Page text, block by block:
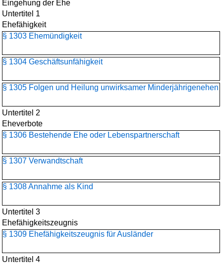
Eingehung der Ehe
Untertitel 1
Ehefähigkeit
§ 1303 Ehemündigkeit
§ 1304 Geschäftsunfähigkeit
§ 1305 Folgen und Heilung unwirksamer Minderjährigenehen
Untertitel 2
Eheverbote
§ 1306 Bestehende Ehe oder Lebenspartnerschaft
§ 1307 Verwandtschaft
§ 1308 Annahme als Kind
Untertitel 3
Ehefähigkeitszeugnis
§ 1309 Ehefähigkeitszeugnis für Ausländer
Untertitel 4